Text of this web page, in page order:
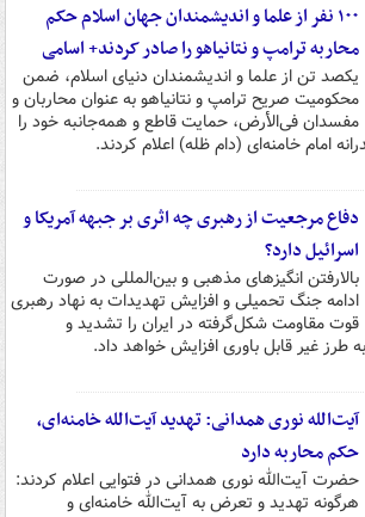
۱۰۰ نفر از علما و اندیشمندان جهان اسلام حکم
محاربه ترامپ و نتانیاهو را صادر کردند+ اسامی
یکصد تن از علما و اندیشمندان دنیای اسلام، ضمن
محکومیت صریح ترامپ و نتانیاهو به عنوان محاربان و
مفسدان فی‌الأرض، حمایت قاطع و همه‌جانبه خود را
امام خامنه‌ای (دام ظله) اعلام کردند.
دفاع مرجعیت از رهبری چه اثری بر جبهه آمریکا و
اسرائیل دارد؟
بالارفتن انگیزهای مذهبی و بین‌المللی در صورت
ادامه جنگ تحمیلی و افزایش تهدیدات به نهاد رهبری
قوت مقاومت شکل‌گرفته در ایران را تشدید و
طرز غیر قابل باوری افزایش خواهد داد.
آیت‌الله نوری همدانی: تهدید آیت‌الله خامنه‌ای،
حکم محاربه دارد
حضرت آیت‌الله نوری همدانی در فتوایی اعلام کردند:
هرگونه تهدید و تعرض به آیت‌الله‌ خامنه‌ای و